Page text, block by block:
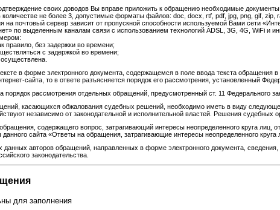
своих доводов Вы вправе приложить к обращению необходимые
количестве не более 3, допустимые форматы файлов: doc, docx, rtf, pdf, jpg, png, gif,
на почтовый сервер зависит от пропускной способности используемой Вами сети
по выделенным каналам связи с использованием технологий ADSL, 3G, 4G, WiFi и
правило, без задержки во времени;
с задержкой во времени;
в форме электронного документа, содержащемся в поле ввода текста
сайта, то в ответе разъясняется порядок его рассмотрения, установленный
рассмотрения отдельных обращений, предусмотренный ст. 11 Федерального
касающихся обжалования судебных решений, необходимо иметь в виду
независимо от законодательной и исполнительной властей. Решения судебных
содержащего вопрос, затрагивающий интересы неопределенного круга
сайта «Ответы на обращения, затрагивающие интересы неопределенного
авторов обращений, направленных в форме электронного документа,
законодательства.
для заполнения